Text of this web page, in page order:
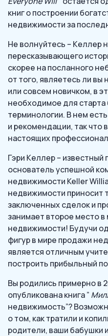
книг о построении
недвижимости за
Не волнуйтесь – Келлер
пересказывающего
скорее на посланного
от того, являетесь ли
или совсем новичком, в
необходимое для
терминологии. В нем
и рекомендации, так что
настоящих
Гэри Келлер – известный
основатель успешной
недвижимости Keller
недвижимости приносит
заключенных сделок и
занимает второе место
недвижимости! Будучи
фигур в мире продажи
является отличным
построить прибыльный
Вы родились примерно в
опубликована книга ”
недвижимость”?
о том, как тратили и
родители, ваши бабушки